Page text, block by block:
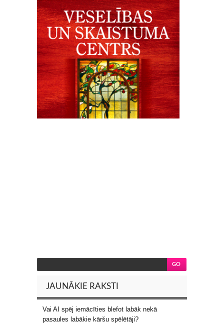
JAUNĀKIE RAKSTI
Vai AI spēj iemācīties blefot labāk nekā
pasaules labākie kāršu spēlētāji?